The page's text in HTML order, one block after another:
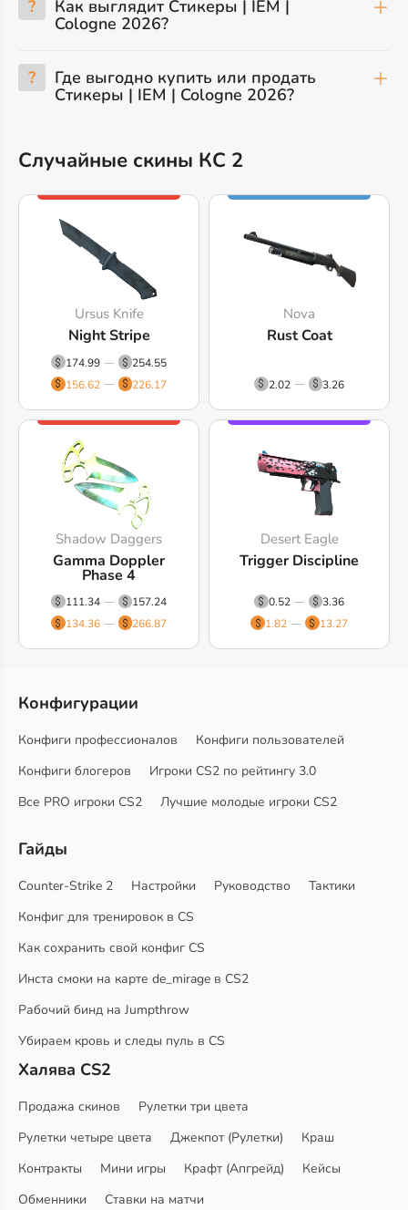
? Как выглядит Стикеры | IEM |
Cologne 2026?
? Где выгодно купить или продать
Стикеры | IEM | Cologne 2026?
Случайные скины КС 2
Ursus Knife
Night Stripe
174.99
254.55
156.62
226.17
Nova
Rust Coat
2.02 3.26
Shadow Daggers
Gamma Doppler
Phase 4
111.34
157.24
134.36
266.87
Desert Eagle
Trigger Discipline
0.52
3.36
1.82
13.27
Конфигурации
Конфиги профессионалов
Конфиги пользователей
Конфиги блогеров
Игроки CS2 по рейтингу 3.0
Все PRO игроки CS2
Лучшие молодые игроки CS2
Гайды
Counter-Strike 2 Настройки Руководство
Тактики
Конфиг для тренировок в CS
Как сохранить свой конфиг CS
Инста смоки на карте de_mirage в CS2
Рабочий бинд на Jumpthrow
Убираем кровь и следы пуль в CS
Халява CS2
Продажа скинов
Рулетки три цвета
Рулетки четыре цвета
Джекпот (Рулетки)
Краш
Контракты
Мини игры Крафт (Апгрейд)
Кейсы
Обменники
Ставки на матчи